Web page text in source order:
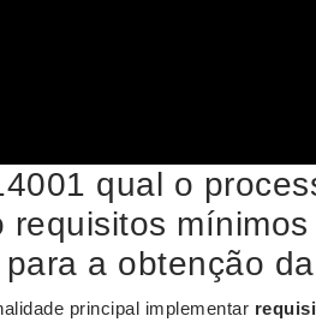
qual o
a obtenção
principal implementar